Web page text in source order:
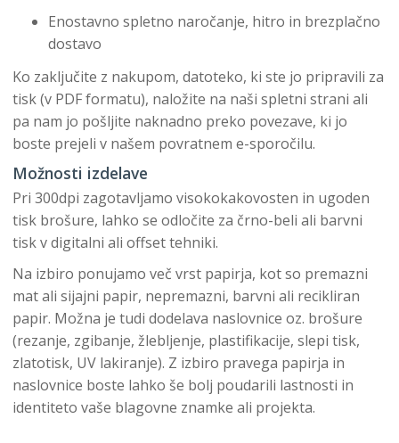
Enostavno spletno naročanje, hitro in brezplačno
dostavo
Ko zaključite z nakupom, datoteko, ki ste jo pripravili za
tisk (v PDF formatu), naložite na naši spletni strani ali
pa nam jo pošljite naknadno preko povezave, ki jo
boste prejeli v našem povratnem e-sporočilu.
Možnosti izdelave
Pri 300dpi zagotavljamo visokokakovosten in ugoden
tisk brošure, lahko se odločite za črno-beli ali barvni
tisk v digitalni ali offset tehniki.
Na izbiro ponujamo več vrst papirja, kot so premazni
mat ali sijajni papir, nepremazni, barvni ali recikliran
papir. Možna je tudi dodelava naslovnice oz. brošure
(rezanje, zgibanje, žlebljenje, plastifikacije, slepi tisk,
zlatotisk, UV lakiranje). Z izbiro pravega papirja in
naslovnice boste lahko še bolj poudarili lastnosti in
identiteto vaše blagovne znamke ali projekta.